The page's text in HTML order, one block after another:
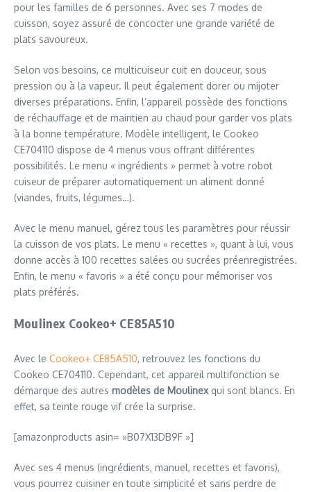
pour les familles de 6 personnes. Avec ses 7 modes de
cuisson, soyez assuré de concocter une grande variété de
plats savoureux.
Selon vos besoins, ce multicuiseur cuit en douceur, sous
pression ou à la vapeur. Il peut également dorer ou mijoter
diverses préparations. Enfin, l’appareil possède des fonctions
de réchauffage et de maintien au chaud pour garder vos plats
à la bonne température. Modèle intelligent, le Cookeo
CE704110 dispose de 4 menus vous offrant différentes
possibilités. Le menu « ingrédients » permet à votre robot
cuiseur de préparer automatiquement un aliment donné
(viandes, fruits, légumes…).
Avec le menu manuel, gérez tous les paramètres pour réussir
la cuisson de vos plats. Le menu « recettes », quant à lui, vous
donne accès à 100 recettes salées ou sucrées préenregistrées.
Enfin, le menu « favoris » a été conçu pour mémoriser vos
plats préférés.
Moulinex Cookeo+ CE85A510
Avec le Cookeo+ CE85A510, retrouvez les fonctions du
Cookeo CE704110. Cependant, cet appareil multifonction se
démarque des autres modèles de Moulinexqui sont blancs. En
effet, sa teinte rouge vif crée la surprise.
[amazonproducts asin= »B07X13DB9F »]
Avec ses 4 menus (ingrédients, manuel, recettes et favoris),
vous pourrez cuisiner en toute simplicité et sans perdre de